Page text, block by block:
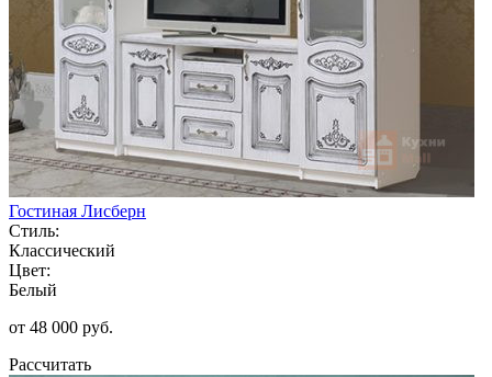
Гостиная Лисберн
Стиль:
Классический
Цвет:
Белый
от 48 000 руб.
Рассчитать